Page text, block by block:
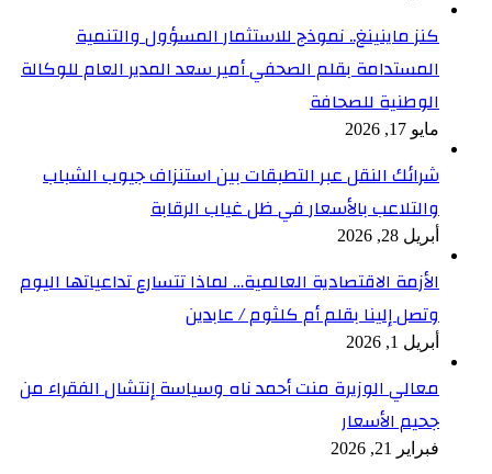
كنز ماينينغ.. نموذج للاستثمار المسؤول والتنمية
المستدامة بقلم الصحفي أمير سعد المدير العام للوكالة
الوطنية للصحافة
مايو 17, 2026
شرائك النقل عبر التطبقات بين استنزاف جيوب الشباب
والتلاعب بالأسعار في ظل غياب الرقابة
أبريل 28, 2026
الأزمة الاقتصادية العالمية… لماذا تتسارع تداعياتها اليوم
وتصل إلينا بقلم أم كلثوم / عابدين
أبريل 1, 2026
معالي الوزيرة منت أحمد ناه وسياسة إنتشال الفقراء من
جحيم الأسعار
فبراير 21, 2026